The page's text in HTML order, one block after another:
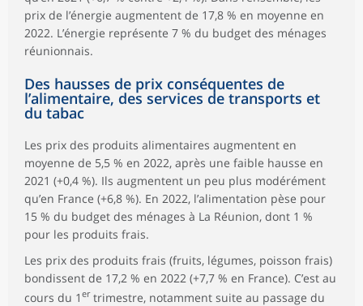
prix de l’énergie augmentent de 17,8 % en moyenne en
2022. L’énergie représente 7 % du budget des ménages
réunionnais.
Des hausses de prix conséquentes de
l’alimentaire, des services de transports et
du tabac
Les prix des produits alimentaires augmentent en
moyenne de 5,5 % en 2022, après une faible hausse en
2021 (+0,4 %). Ils augmentent un peu plus modérément
qu’en France (+6,8 %). En 2022, l’alimentation pèse pour
15 % du budget des ménages à La Réunion, dont 1 %
pour les produits frais.
Les prix des produits frais (fruits, légumes, poisson frais)
bondissent de 17,2 % en 2022 (+7,7 % en France). C’est au
cours du 1 ertrimestre, notamment suite au passage du